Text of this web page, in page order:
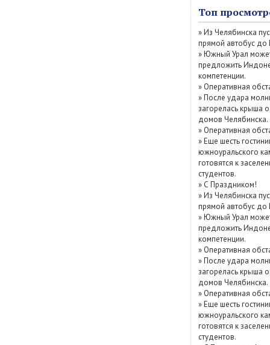
Июль 2026 (77)
Июнь 2026 (52)
Май 2026 (69)
Апрель 2026
Март 2026 (79)
Показать /
архив
Топ
»Из Челябинска
прямой автобус
»Южный Урал
предложить
компетенции.
» Оперативная
»После удара
загорелась крыша
домов Челябинска.
» Оперативная
»Еще шесть
южноуральского
готовятся к
студентов.
» С Праздником!
»Из Челябинска
прямой автобус
»Южный Урал
предложить
компетенции.
» Оперативная
»После удара
загорелась крыша
домов Челябинска.
» Оперативная
»Еще шесть
южноуральского
готовятся к
студентов.